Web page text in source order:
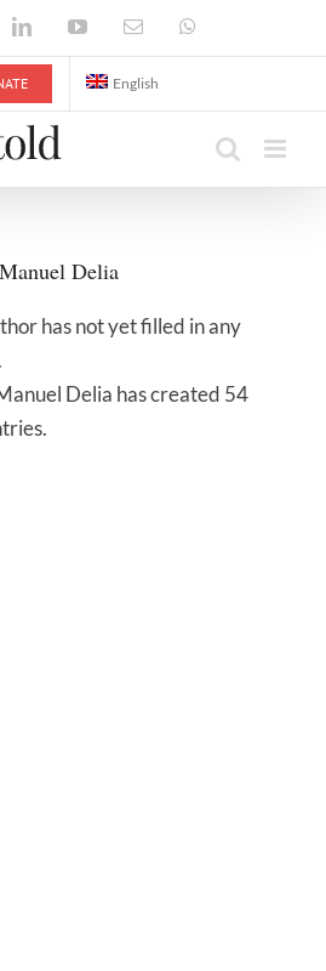
LinkedInYouTubeEmail
English
Manuel Delia
has not yet filled in any
Delia has created 54